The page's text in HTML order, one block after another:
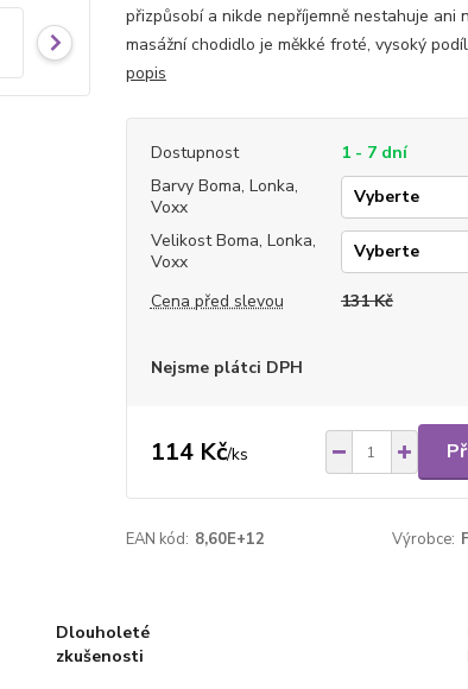
přizpůsobí a nikde nepříjemně nestahuje ani
masážní chodidlo je měkké froté, vysoký
popis
Dostupnost
1 - 7 dní
Barvy Boma, Lonka,
Voxx
Velikost Boma, Lonka,
Voxx
Cena před slevou
131 Kč
Nejsme plátci DPH
114 Kč/ks
EAN kód: 8,60E+12 Výrobce:
Dlouholeté
zkušenosti